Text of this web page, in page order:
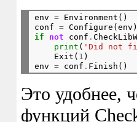
env = Environment()
conf = Configure(env)
if
not conf .
print ( 'Did not
    Exit(
1 )
env = conf .
Это удобнее,
функций